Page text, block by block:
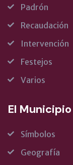
Padrón
Recaudación
Intervención
Festejos
Varios
El Municipio
Símbolos
Geografía